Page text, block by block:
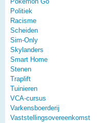
Politiek
Racisme
Scheiden
Sim-Only
Skylanders
Smart Home
Stenen
Traplift
Tuinieren
VCA-cursus
Varkensboerderij
Vaststellingsovereenkomst